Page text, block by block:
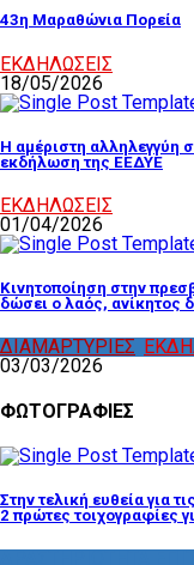
43η Μαραθώνια Πορεία
ΕΚΔΗΛΩΣΕΙΣ
18/05/2026
Η αμέριστη αλληλεγγύη
εκδήλωση της ΕΕΔΥΕ
ΕΚΔΗΛΩΣΕΙΣ
01/04/2026
Κινητοποίηση στην
δώσει ο λαός, ανίκητος
ΔΙΑΜΑΡΤΥΡΙΕΣ
03/03/2026
ΦΩΤΟΓΡΑΦΙΕΣ
Στην τελική ευθεία για
2 πρώτες τοιχογραφίες